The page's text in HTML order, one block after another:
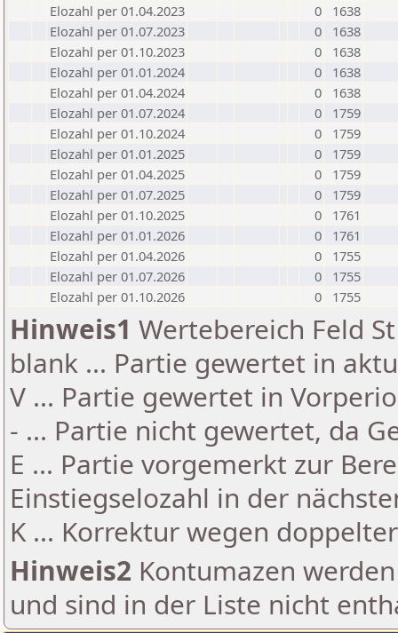
Elozahl per 01.04.2023
0
1638
Elozahl per 01.07.2023
0
1638
Elozahl per 01.10.2023
0
1638
Elozahl per 01.01.2024
0
1638
Elozahl per 01.04.2024
0
1638
Elozahl per 01.07.2024
0
1759
Elozahl per 01.10.2024
0
1759
Elozahl per 01.01.2025
0
1759
Elozahl per 01.04.2025
0
1759
Elozahl per 01.07.2025
0
1759
Elozahl per 01.10.2025
0
1761
Elozahl per 01.01.2026
0
1761
Elozahl per 01.04.2026
0
1755
Elozahl per 01.07.2026
0
1755
Elozahl per 01.10.2026
0 1755
Hinweis1 Wertebereich Feld
blank ... Partie gewertet in
V ... Partie gewertet in
- ... Partie nicht gewertet, da
E ... Partie vorgemerkt zur
Einstiegselozahl in der
K ... Korrektur wegen
Hinweis2 Kontumazen
und sind in der Liste nicht